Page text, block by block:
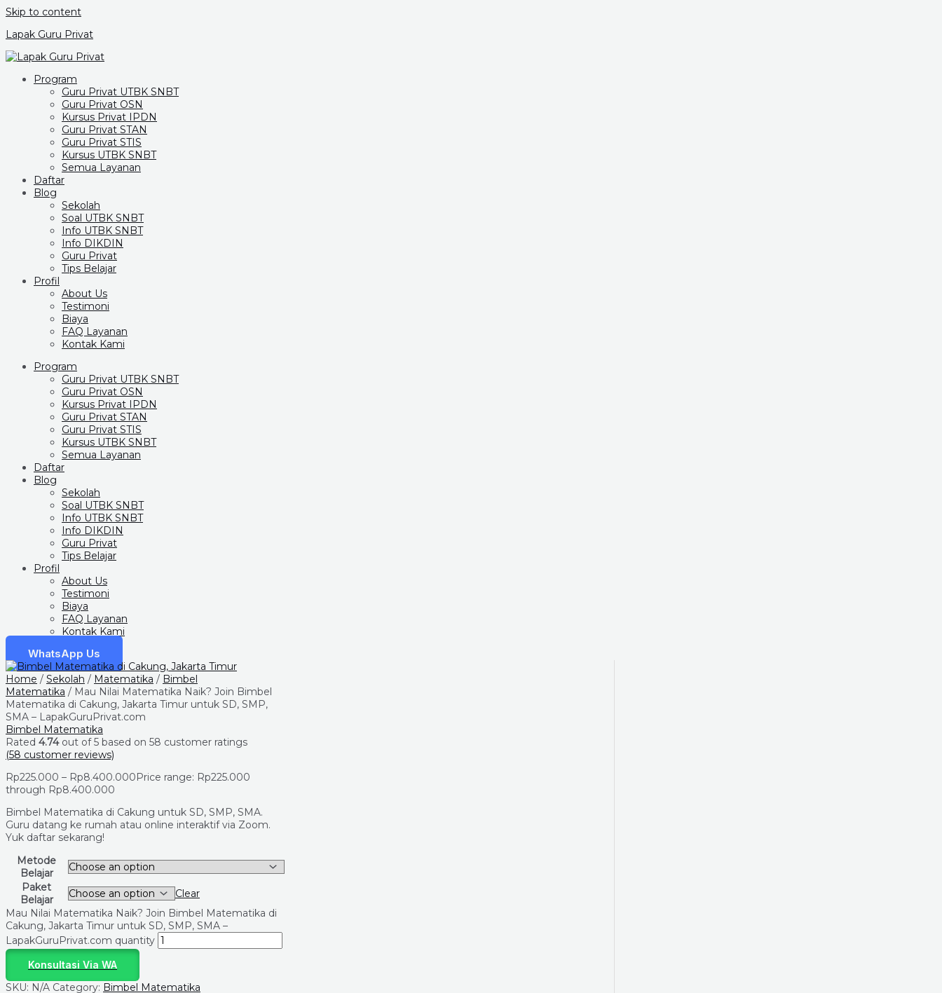
Skip to content
Lapak Guru Privat
Program
Guru Privat UTBK SNBT
Guru Privat OSN
Kursus Privat IPDN
Guru Privat STAN
Guru Privat STIS
Kursus UTBK SNBT
Semua Layanan
Daftar
Blog
Sekolah
Soal UTBK SNBT
Info UTBK SNBT
Info DIKDIN
Guru Privat
Tips Belajar
Profil
About Us
Testimoni
Biaya
FAQ Layanan
Kontak Kami
Program
Guru Privat UTBK SNBT
Guru Privat OSN
Kursus Privat IPDN
Guru Privat STAN
Guru Privat STIS
Kursus UTBK SNBT
Semua Layanan
Daftar
Blog
Sekolah
Soal UTBK SNBT
Info UTBK SNBT
Info DIKDIN
Guru Privat
Tips Belajar
Profil
About Us
Testimoni
Biaya
FAQ Layanan
Kontak Kami
WhatsApp Us
Home / Sekolah / Matematika / Bimbel
Matematika / Mau Nilai Matematika Naik? Join Bimbel
Matematika di Cakung, Jakarta Timur untuk SD, SMP,
SMA – LapakGuruPrivat.com
Bimbel Matematika
Rated 4.74out of 5 based on 58 customer ratings
(58 customer reviews)
Rp225.000 – Rp8.400.000Price range: Rp225.000
through Rp8.400.000
Bimbel Matematika di Cakung untuk SD, SMP, SMA.
Guru datang ke rumah atau online interaktif via Zoom.
Yuk daftar sekarang!
Metode
Belajar
Paket
Belajar
Clear
Mau Nilai Matematika Naik? Join Bimbel Matematika di
Cakung, Jakarta Timur untuk SD, SMP, SMA –
LapakGuruPrivat.com quantity
Konsultasi Via WA
SKU: N/A Category: Bimbel Matematika